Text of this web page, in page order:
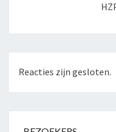
Reacties zijn gesloten.